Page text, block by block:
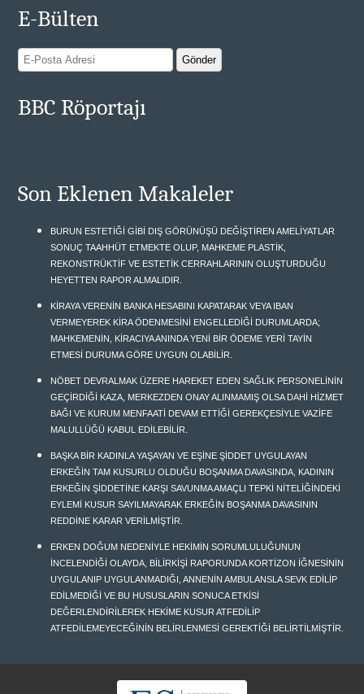
E-Bülten
BBC Röportajı
Son Eklenen Makaleler
BURUN ESTETİĞİ GİBİ DIŞ GÖRÜNÜŞÜ DEĞİŞTİREN AMELİYATLAR
SONUÇ TAAHHÜT ETMEKTE OLUP, MAHKEME PLASTİK,
REKONSTRÜKTİF VE ESTETİK CERRAHLARININ OLUŞTURDUĞU
HEYETTEN RAPOR ALMALIDIR.
KİRAYA VERENİN BANKA HESABINI KAPATARAK VEYA IBAN
VERMEYEREK KİRA ÖDENMESİNİ ENGELLEDİĞİ DURUMLARDA;
MAHKEMENİN, KİRACIYA ANINDA YENİ BİR ÖDEME YERİ TAYİN
ETMESİ DURUMA GÖRE UYGUN OLABİLİR.
NÖBET DEVRALMAK ÜZERE HAREKET EDEN SAĞLIK PERSONELİNİN
GEÇİRDİĞİ KAZA, MERKEZDEN ONAY ALINMAMIŞ OLSA DAHİ HİZMET
BAĞI VE KURUM MENFAATİ DEVAM ETTİĞİ GEREKÇESİYLE VAZİFE
MALULLÜĞÜ KABUL EDİLEBİLİR.
BAŞKA BİR KADINLA YAŞAYAN VE EŞİNE ŞİDDET UYGULAYAN
ERKEĞİN TAM KUSURLU OLDUĞU BOŞANMA DAVASINDA, KADININ
ERKEĞİN ŞİDDETİNE KARŞI SAVUNMA AMAÇLI TEPKİ NİTELİĞİNDEKİ
EYLEMİ KUSUR SAYILMAYARAK ERKEĞİN BOŞANMA DAVASININ
REDDİNE KARAR VERİLMİŞTİR.
ERKEN DOĞUM NEDENİYLE HEKİMİN SORUMLULUĞUNUN
İNCELENDİĞİ OLAYDA, BİLİRKİŞİ RAPORUNDA KORTİZON İĞNESİNİN
UYGULANIP UYGULANMADIĞI, ANNENİN AMBULANSLA SEVK EDİLİP
EDİLMEDİĞİ VE BU HUSUSLARIN SONUCA ETKİSİ
DEĞERLENDİRİLEREK HEKİME KUSUR ATFEDİLİP
ATFEDİLEMEYECEĞİNİN BELİRLENMESİ GEREKTİĞİ BELİRTİLMİŞTİR.